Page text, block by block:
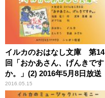
イルカのおはなし文庫 第14
回「おかあさん、げんきです
か。」(2) 2016年5月8日放送
2016.05.15